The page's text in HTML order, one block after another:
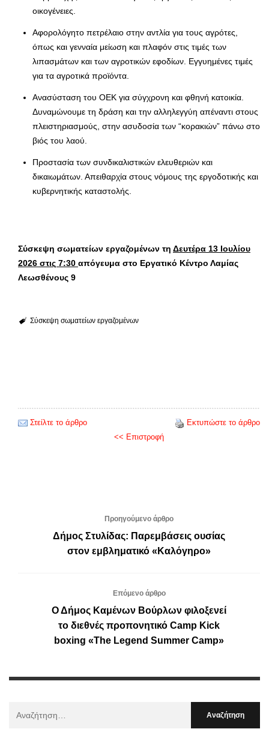
οικογένειες.
Αφορολόγητο πετρέλαιο στην αντλία για τους αγρότες,
όπως και γενναία μείωση και πλαφόν στις τιμές των
λιπασμάτων και των αγροτικών εφοδίων. Εγγυημένες τιμές
για τα αγροτικά προϊόντα.
Ανασύσταση του ΟΕΚ για σύγχρονη και φθηνή κατοικία.
Δυναμώνουμε τη δράση και την αλληλεγγύη απέναντι στους
πλειστηριασμούς, στην ασυδοσία των “κορακιών” πάνω στο
βιός του λαού.
Προστασία των συνδικαλιστικών ελευθεριών και
δικαιωμάτων. Απειθαρχία στους νόμους της εργοδοτικής και
κυβερνητικής καταστολής.
Σύσκεψη σωματείων εργαζομένων τη Δευτέρα 13 Ιουλίου
2026 στις 7:30 απόγευμα στο Εργατικό Κέντρο Λαμίας
Λεωσθένους 9
Σύσκεψη σωματείων εργαζομένων
Στείλτε το άρθρο
Εκτυπώστε το άρθρο
<< Επιστροφή
Προηγούμενο άρθρο
Δήμος Στυλίδας: Παρεμβάσεις ουσίας
στον εμβληματικό «Καλόγηρο»
Επόμενο άρθρο
Ο Δήμος Καμένων Βούρλων φιλοξενεί
το διεθνές προπονητικό Camp Kick
boxing «The Legend Summer Camp»